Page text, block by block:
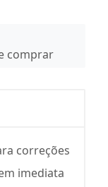
comprar
correções
imediata